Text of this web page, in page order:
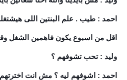
احمد : طيب . علم البنتين اللى
اقل من اسبوع يكون فاهمين الشغل
وليد : تحب تشوفهم ؟
احمد : اشوفهم ليه ؟ مش انت